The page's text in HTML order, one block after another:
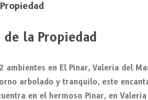
la Propiedad
ambientes en El Pinar, Valeria del
arbolado y tranquilo, este
en el hermoso Pinar, en